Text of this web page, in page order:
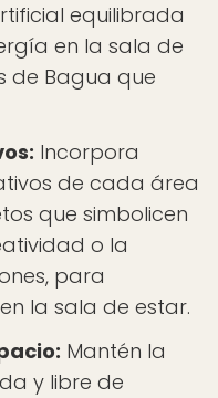
equilibrada
en la sala de
de Bagua que
Incorpora
de cada área
que simbolicen
o la
para
la sala de estar.
Mantén la
y libre de